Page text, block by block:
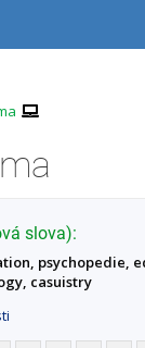
slova):
psychopedie,
casuistry